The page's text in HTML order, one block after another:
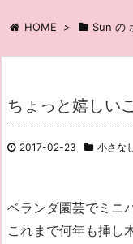
HOME > Sun の
ちょっと嬉しい
2017-02-23 小さな
ベランダ園芸でミニ
これまで何年も挿し